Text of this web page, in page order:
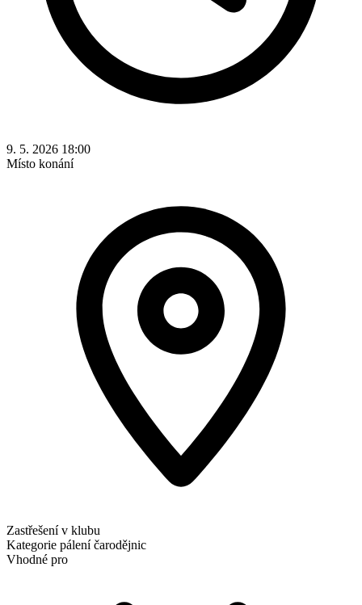
9. 5. 2026 18:00
Místo konání
Zastřešení v klubu
Kategorie pálení čarodějnic
Vhodné pro